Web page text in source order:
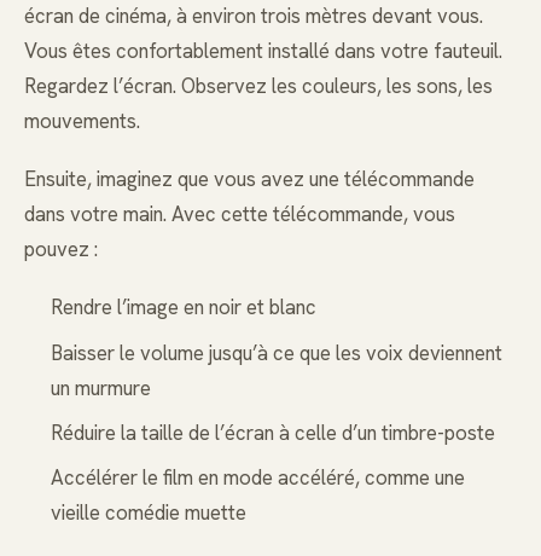
écran de cinéma, à environ trois mètres devant vous.
Vous êtes confortablement installé dans votre fauteuil.
Regardez l’écran. Observez les couleurs, les sons, les
mouvements.
Ensuite, imaginez que vous avez une télécommande
dans votre main. Avec cette télécommande, vous
pouvez :
Rendre l’image en noir et blanc
Baisser le volume jusqu’à ce que les voix deviennent
un murmure
Réduire la taille de l’écran à celle d’un timbre-poste
Accélérer le film en mode accéléré, comme une
vieille comédie muette